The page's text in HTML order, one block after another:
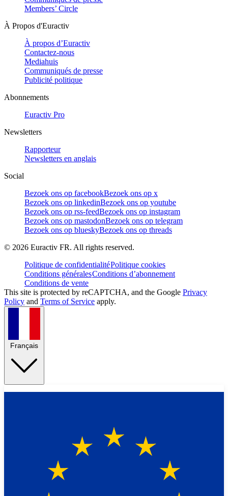
Members’ Circle
À Propos d'Euractiv
À propos d’Euractiv
Contactez-nous
Mediahuis
Communiqués de presse
Publicité politique
Abonnements
Euractiv Pro
Newsletters
Rapporteur
Newsletters en anglais
Social
Bezoek ons op facebookBezoek ons op x
Bezoek ons op linkedinBezoek ons op youtube
Bezoek ons op rss-feedBezoek ons op instagram
Bezoek ons op mastodonBezoek ons op telegram
Bezoek ons op blueskyBezoek ons op threads
© 2026 Euractiv FR. All rights reserved.
Politique de confidentialitéPolitique cookies
Conditions généralesConditions d’abonnement
Conditions de vente
This site is protected by reCAPTCHA, and the Google Privacy
Policy and Terms of Service apply.
Français